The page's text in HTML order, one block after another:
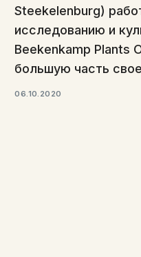
Steekelenburg)
исследованию и
Beekenkamp Plants
большую часть
06.10.2020